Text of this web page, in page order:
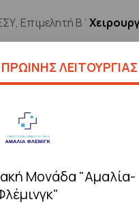
ΛΕΙΤΟΥΡΓΙΑΣ
Μονάδα "Αμαλία-
Επιμελητή Β΄